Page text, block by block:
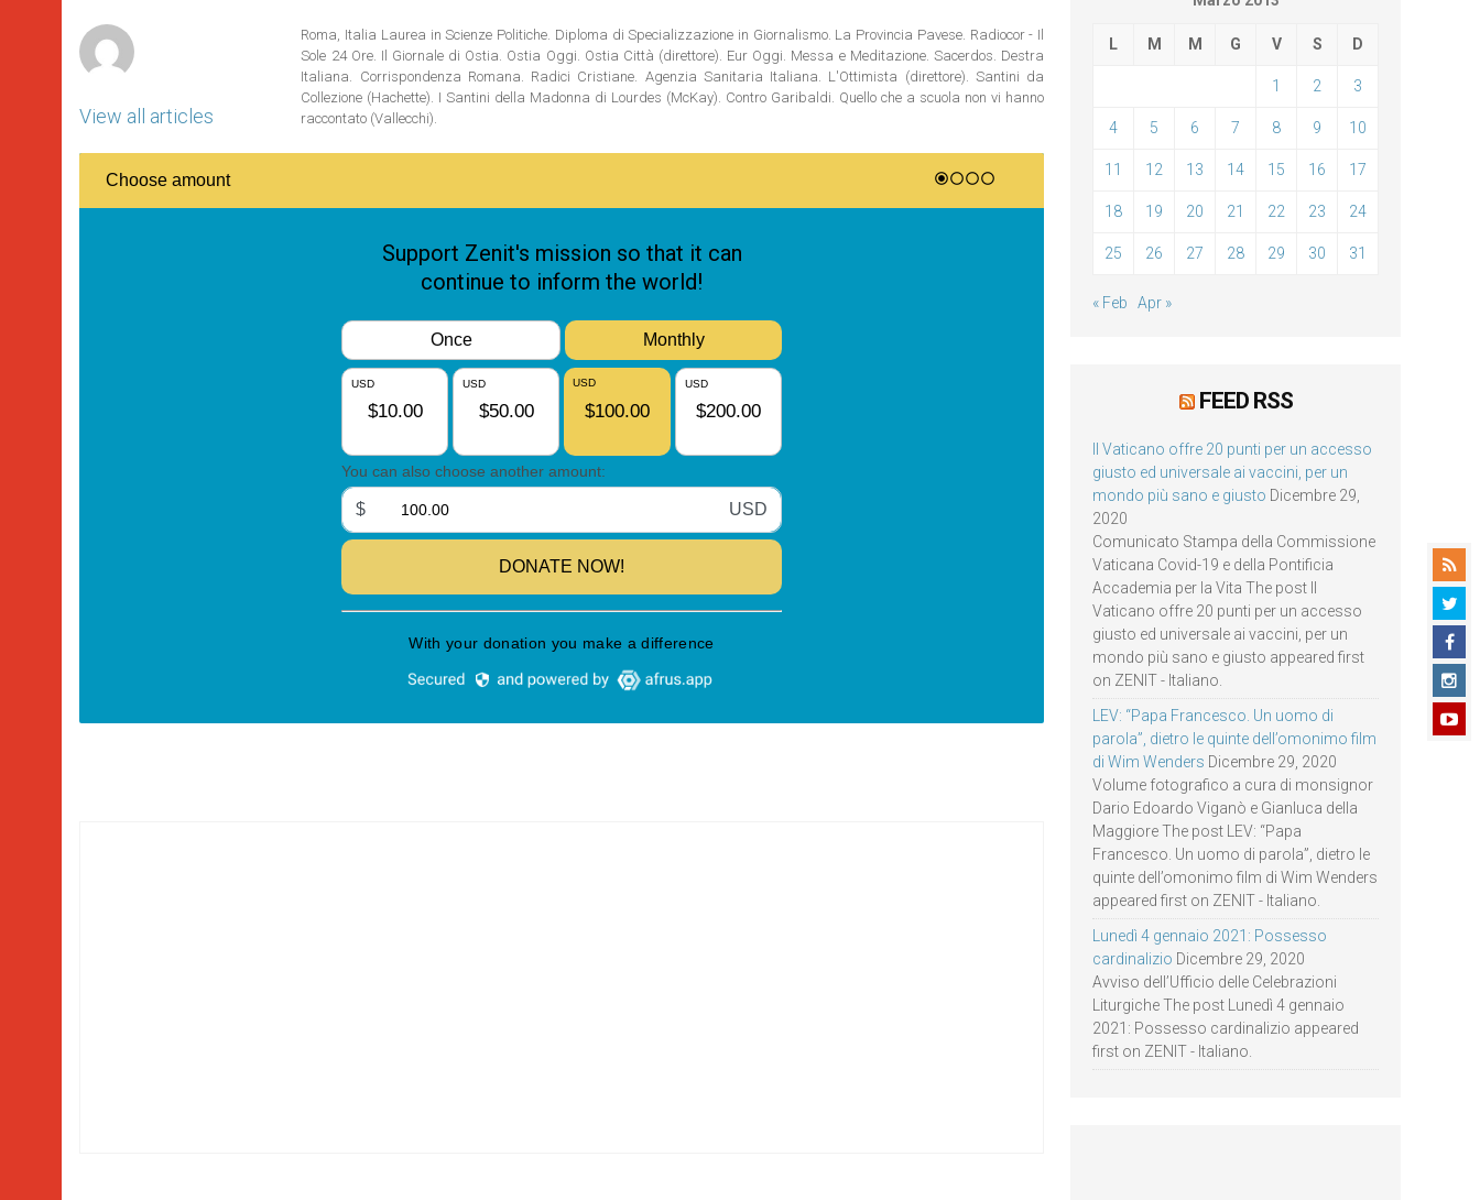
View all articles
Roma, Italia Laurea in Scienze Politiche. Diploma di Specializzazione in Giornalismo. La Provincia Pavese. Radiocor - Il
Sole 24 Ore. Il Giornale di Ostia. Ostia Oggi. Ostia Città (direttore). Eur Oggi. Messa e Meditazione. Sacerdos. Destra
Italiana. Corrispondenza Romana. Radici Cristiane. Agenzia Sanitaria Italiana. L'Ottimista (direttore). Santini da
Collezione (Hachette). I Santini della Madonna di Lourdes (McKay). Contro Garibaldi. Quello che a scuola non vi hanno
raccontato (Vallecchi).
L M M G V S D
1 2 3
4 5 6 7 8 9 10
11 12 13 14 15 16 17
18 19 20 21 22 23 24
25 26 27 28 29 30 31
« Feb Apr »
FEED RSS
Il Vaticano offre 20 punti per un accesso
giusto ed universale ai vaccini, per un
mondo più sano e giusto Dicembre 29,
2020
Comunicato Stampa della Commissione
Vaticana Covid-19 e della Pontificia
Accademia per la Vita The post Il
Vaticano offre 20 punti per un accesso
giusto ed universale ai vaccini, per un
mondo più sano e giusto appeared first
on ZENIT - Italiano.
LEV: “Papa Francesco. Un uomo di
parola”, dietro le quinte dell’omonimo film
di Wim Wenders Dicembre 29, 2020
Volume fotografico a cura di monsignor
Dario Edoardo Viganò e Gianluca della
Maggiore The post LEV: “Papa
Francesco. Un uomo di parola”, dietro le
quinte dell’omonimo film di Wim Wenders
appeared first on ZENIT - Italiano.
Lunedì 4 gennaio 2021: Possesso
cardinalizio Dicembre 29, 2020
Avviso dell’Ufficio delle Celebrazioni
Liturgiche The post Lunedì 4 gennaio
2021: Possesso cardinalizio appeared
first on ZENIT - Italiano.